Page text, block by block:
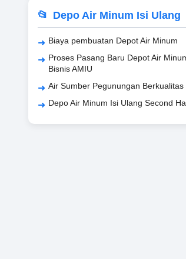
Depo Air Minum Isi Ulang
Biaya pembuatan Depot Air Minum
Proses Pasang Baru Depot Air
Bisnis AMIU
Air Sumber Pegunungan
Depo Air Minum Isi Ulang Second